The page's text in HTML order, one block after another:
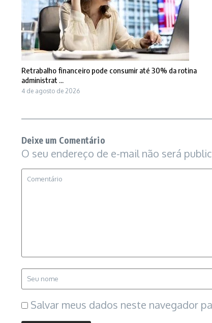
Retrabalho financeiro pode consumir até 30% da rotina
administrat ...
4 de agosto de 2026
Deixe um Comentário
O seu endereço de e-mail não será
Salvar meus dados neste navegador